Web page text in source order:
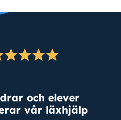
och elever
vår läxhjälp